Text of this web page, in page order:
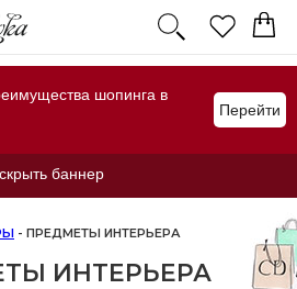
шопинга в
Перейти
скрыть баннер
- ПРЕДМЕТЫ ИНТЕРЬЕРА
ИНТЕРЬЕРА